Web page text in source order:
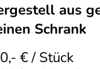
aus
Schrank
€ / Stück